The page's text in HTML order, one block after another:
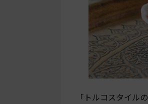
「トルコスタイル